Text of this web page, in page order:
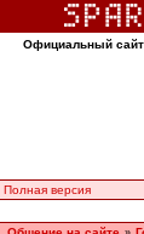
Официальный
Полная версия